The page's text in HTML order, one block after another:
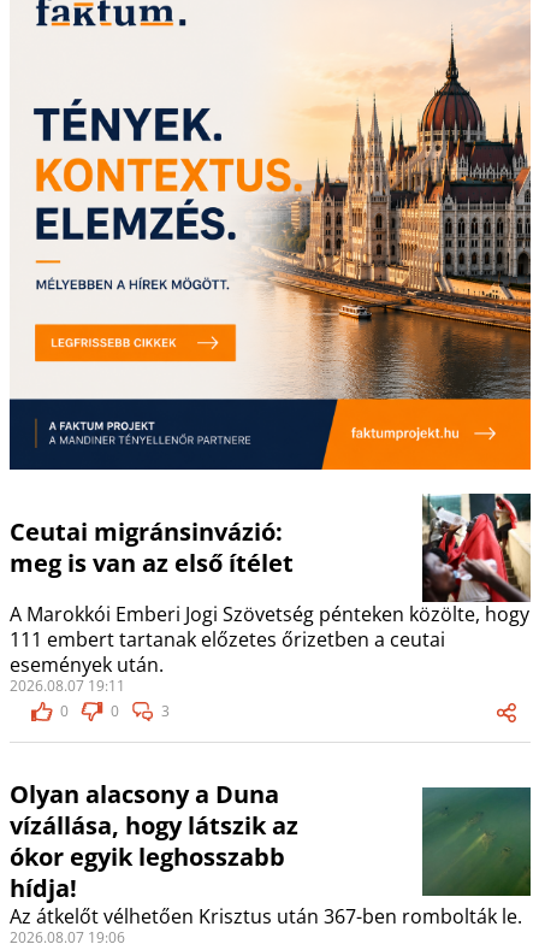
Ceutai migránsinvázió:
meg is van az első ítélet
A Marokkói Emberi Jogi Szövetség pénteken közölte, hogy
111 embert tartanak előzetes őrizetben a ceutai
események után.
2026.08.07 19:11
0
0 3
Olyan alacsony a Duna
vízállása, hogy látszik az
ókor egyik leghosszabb
hídja!
Az átkelőt vélhetően Krisztus után 367-ben rombolták le.
2026.08.07 19:06